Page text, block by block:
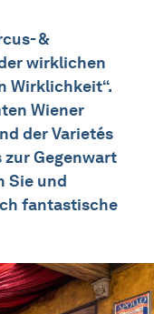
&
wirklichen
Wirklichkeit“.
Wiener
der Varietés
Gegenwart
Sie und
fantastische